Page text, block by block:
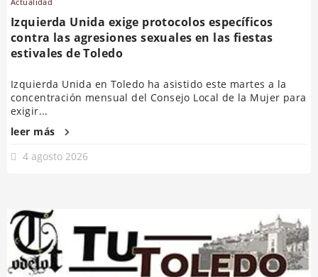
Izquierda Unida exige protocolos específicos
contra las agresiones sexuales en las fiestas
estivales de Toledo
Izquierda Unida en Toledo ha asistido este martes a la
concentración mensual del Consejo Local de la Mujer para
exigir...
leer más
4 agosto 2026